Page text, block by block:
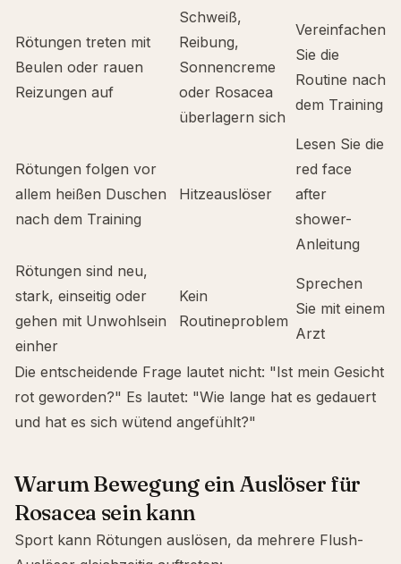
Rötungen treten mit
Beulen oder rauen
Reizungen auf
Schweiß,
Reibung,
Sonnencreme
oder Rosacea
überlagern sich
Vereinfachen
Sie die
Routine nach
dem Training
Rötungen folgen vor
allem heißen Duschen
nach dem Training
Hitzeauslöser
Lesen Sie die
red face
after
shower-
Anleitung
Rötungen sind neu,
stark, einseitig oder
gehen mit Unwohlsein
einher
Kein
Routineproblem
Sprechen
Sie mit einem
Arzt
Die entscheidende Frage lautet nicht: "Ist mein Gesicht
rot geworden?" Es lautet: "Wie lange hat es gedauert
und hat es sich wütend angefühlt?"
Warum Bewegung ein Auslöser für
Rosacea sein kann
Sport kann Rötungen auslösen, da mehrere Flush-